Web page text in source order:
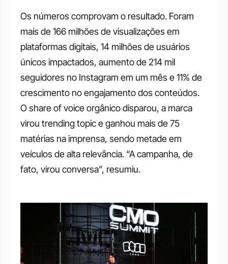
Os números comprovam o resultado. Foram
mais de 166 milhões de visualizações em
plataformas digitais, 14 milhões de usuários
únicos impactados, aumento de 214 mil
seguidores no Instagram em um mês e 11% de
crescimento no engajamento dos conteúdos.
O share of voice orgânico disparou, a marca
virou trending topic e ganhou mais de 75
matérias na imprensa, sendo metade em
veículos de alta relevância. “A campanha, de
fato, virou conversa”, resumiu.